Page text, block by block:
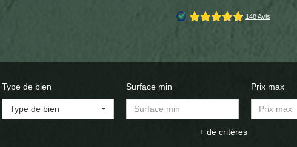
Type de bien
Type de bien
Surface min Prix max
+ de critères